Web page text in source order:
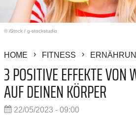
© iStock / g-stockstudio
HOME FITNESS
3 POSITIVE EFFEKTE VON
AUF DEINEN KÖRPER
22/05/2023 - 09:00